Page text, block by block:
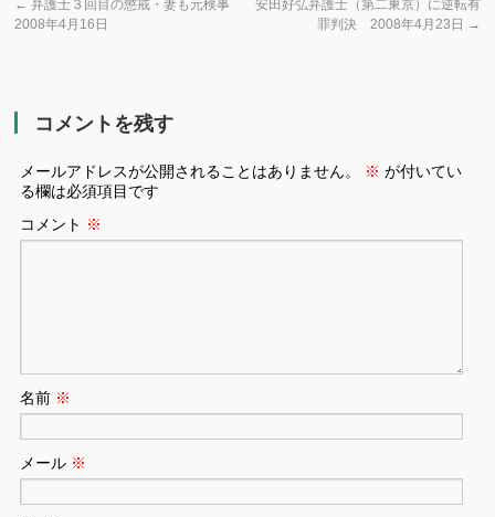
← 弁護士３回目の懲戒・妻も元検事
2008年4月16日
安田好弘弁護士（第二東京）に逆転有
罪判決 2008年4月23日 →
コメントを残す
メールアドレスが公開されることはありません。 ※ が付いてい
る欄は必須項目です
コメント ※
名前 ※
メール ※